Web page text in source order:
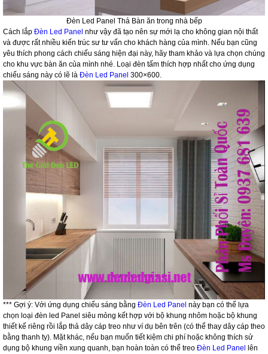
Đèn Led Panel Thả Bàn ăn trong nhà bếp
Cách lắp Đèn Led Panel như vậy đã tạo nên sự mới lạ cho không gian nội thất
và được rất nhiều kiến trúc sư tư vấn cho khách hàng của mình. Nếu bạn cũng
yêu thích phong cách chiếu sáng hiện đại này, hãy tham khảo và lựa chọn chúng
cho khu vực bàn ăn của mình nhé. Loại đèn tấm thích hợp nhất cho ứng dụng
chiếu sáng này có lẽ là Đèn Led Panel 300×600.
*** Gợi ý: Với ứng dụng chiếu sáng bằng Đèn Led Panel này bạn có thể lựa
chọn loại đèn led Panel siêu mỏng kết hợp với bộ khung nhôm hoặc bộ khung
thiết kế riêng rồi lắp thả dây cáp treo như ví dụ bên trên (có thể thay dây cáp theo
bằng thanh ty). Mặt khác, nếu bạn muốn tiết kiệm chi phí hoặc không thích sử
dụng bộ khung viền xung quanh, bạn hoàn toàn có thể treo Đèn Led Panel
lên